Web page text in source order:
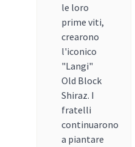
le loro
prime viti,
crearono
l'iconico
"Langi"
Old Block
Shiraz. I
fratelli
continuarono
a piantare